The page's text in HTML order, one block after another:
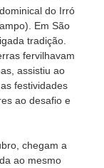
do Irró
Em São
tradição.
fervilhavam
assistiu ao
festividades
ao desafio e
chegam a
ao mesmo